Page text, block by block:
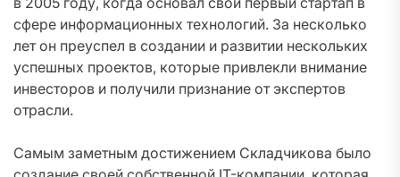
сфере информационных технологий. За несколько
лет он преуспел в создании и развитии нескольких
успешных проектов, которые привлекли внимание
инвесторов и получили признание от экспертов
отрасли.
Самым заметным достижением Складчикова было